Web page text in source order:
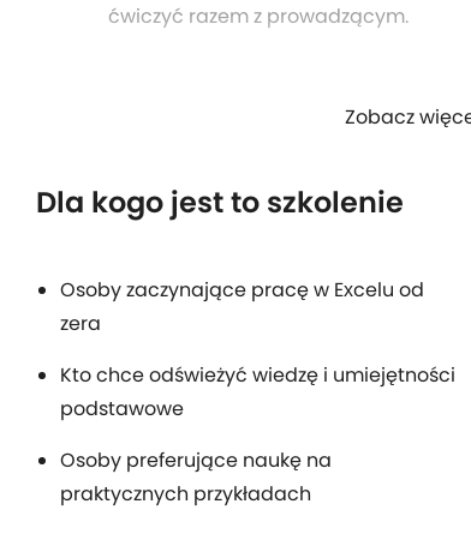
ćwiczyć razem z prowadzącym.
Zobacz
Dla kogo jest to szkolenie
Osoby zaczynające pracę w Excelu od
zera
Kto chce odświeżyć wiedzę i umiejętności
podstawowe
Osoby preferujące naukę na
praktycznych przykładach